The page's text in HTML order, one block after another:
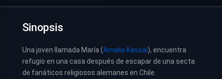
Sinopsis
Una joven llamada María (Amalia Kassai), encuentra
refugio en una casa después de escapar de una secta
de fanáticos religiosos alemanes en Chile.